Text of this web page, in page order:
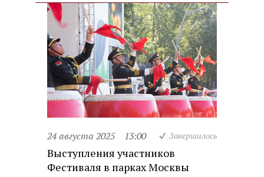
24 августа 2025 13:00 Завершилось
Выступления участников
Фестиваля в парках Москвы